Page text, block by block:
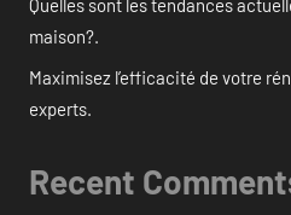
Quelles sont les tendances
maison?.
Maximisez l’efficacité de votre
experts.
Recent